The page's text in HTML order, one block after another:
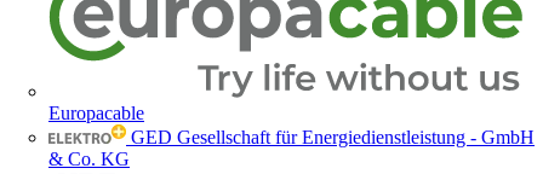
Europacable
GED Gesellschaft für Energiedienstleistung - GmbH
& Co. KG